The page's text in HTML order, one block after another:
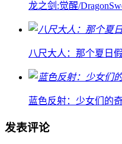
龙之剑:觉醒/
八尺大人：那个夏日假
蓝色反射：少女们的
发表评论